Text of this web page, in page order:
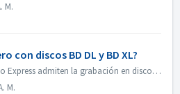
M.
con discos BD DL y BD XL?
Nero Burning ROM y Neo Express admiten la grabación en discos BD DL (50 GB) y BD XL (100 GB y 128 GB). Nero Video permite grabar discos BD DL (50 GB). No es...
M.